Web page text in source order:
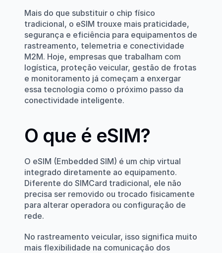
Mais do que substituir o chip físico
tradicional, o eSIM trouxe mais praticidade,
segurança e eficiência para equipamentos de
rastreamento, telemetria e conectividade
M2M. Hoje, empresas que trabalham com
logística, proteção veicular, gestão de frotas
e monitoramento já começam a enxergar
essa tecnologia como o próximo passo da
conectividade inteligente.
O que é eSIM?
O eSIM (Embedded SIM) é um chip virtual
integrado diretamente ao equipamento.
Diferente do SIMCard tradicional, ele não
precisa ser removido ou trocado fisicamente
para alterar operadora ou configuração de
rede.
No rastreamento veicular, isso significa muito
mais flexibilidade na comunicação dos